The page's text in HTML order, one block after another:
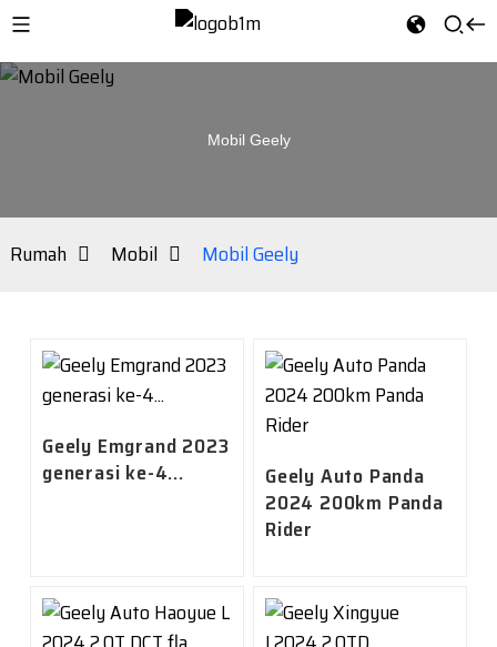
Mobil Geely
Rumah Mobil Mobil Geely
Geely Emgrand 2023
generasi ke-4...
Geely Auto Panda
2024 200km Panda
Rider